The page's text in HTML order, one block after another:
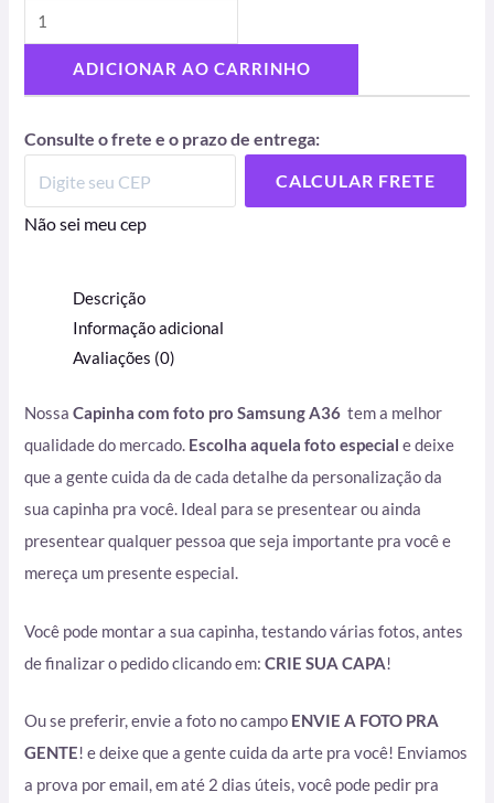
ADICIONAR AO CARRINHO
Consulte o frete e o prazo de entrega:
CALCULAR FRETE
Não sei meu cep
Descrição
Informação adicional
Avaliações (0)
NossaCapinha com foto pro Samsung A36tem a melhor
qualidade do mercado. Escolha aquela foto especiale deixe
que a gente cuida da de cada detalhe da personalização da
sua capinha pra você. Ideal para se presentear ou ainda
presentear qualquer pessoa que seja importante pra você e
mereça um presente especial.
Você pode montar a sua capinha, testando várias fotos, antes
de finalizar o pedido clicando em:CRIE SUA CAPA!
Ou se preferir, envie a foto no campo ENVIE A FOTO PRA
GENTE! e deixe que a gente cuida da arte pra você! Enviamos
a prova por email, em até 2 dias úteis, você pode pedir pra